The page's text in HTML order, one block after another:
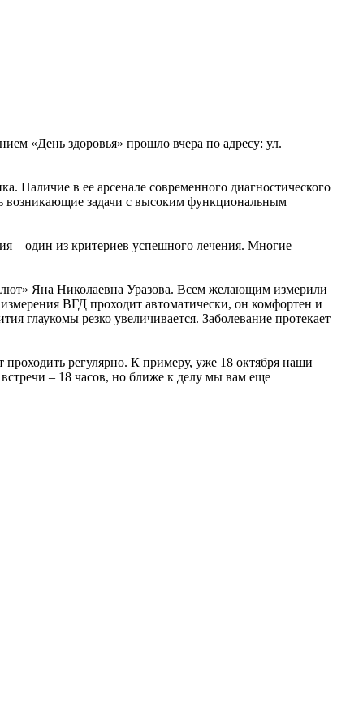
«День здоровья» прошло вчера по адресу: ул.
Наличие в ее арсенале современного диагностического
возникающие задачи с высоким функциональным
– один из критериев успешного лечения. Многие
Яна Николаевна Уразова. Всем желающим измерили
ВГД проходит автоматически, он комфортен и
глаукомы резко увеличивается. Заболевание протекает
регулярно. К примеру, уже 18 октября наши
– 18 часов, но ближе к делу мы вам еще